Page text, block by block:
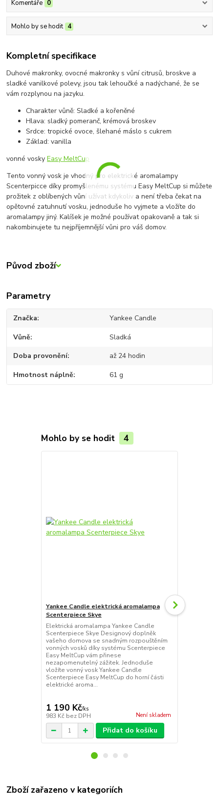
Komentáře 0
Mohlo by se hodit 4
Kompletní specifikace
Duhové makronky, ovocné makronky s vůní citrusů, broskve a
sladké vanilkové polevy, jsou tak lehoučké a nadýchané, že se
vám rozplynou na jazyku.
Charakter vůně: Sladké a kořeněné
Hlava: sladký pomeranč, krémová broskev
Srdce: tropické ovoce, šlehané máslo s cukrem
Základ: vanilla
vonné voskyEasy MeltCup
Tento vonný vosk je vhodný pro elektrické aromalampy
Scenterpicce díky promyšlenému systému Easy MeltCup si můžete
prožitek z oblíbených vůní užívat kdykoliv a není třeba čekat na
opětovné zatuhnutí vosku, jednoduše ho vyjmete a vložíte do
aromalampy jiný. Kalíšek je možné používat opakovaně a tak si
nakombinujete tu nejpříjemnější vůni pro váš domov.
Původ zboží
Parametry
Značka Yankee Candle
Vůně Sladká
Doba provonění až 24 hodin
Hmotnost náplně 61 g
Mohlo by se hodit 4
Yankee Candle elektrická aromalampa
Scenterpiece Skye
Elektrická aromalampa Yankee Candle
Scenterpiece Skye Designový doplněk
vašeho domova se snadným rozpouštěním
vonných vosků díky systému Scenterpiece
Easy MeltCup vám přinese
nezapomenutelný zážitek. Jednoduše
vložíte vonný vosk Yankee Candle
Scenterpiece Easy MeltCup do horní části
elektrické aroma...
1 190 Kč/ks
983 Kč bez DPH Není skladem
Přidat do košíku
Yankee
Zboží zařazeno v kategoriích